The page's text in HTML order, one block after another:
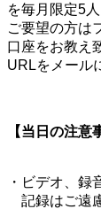
を毎月限定5
ご要望の方は
口座をお教え
URLをメール
【当日の注意
・ビデオ、録
記録はご遠